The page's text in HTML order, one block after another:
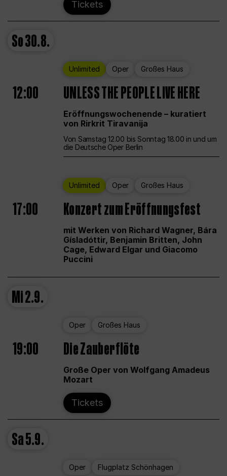
Tickets
So30.8.
Unlimited Oper Großes Haus
12:00 UNLESS THE PEOPLE LIVE HERE
Eröffnungswochenende – kuratiert
von Rirkrit Tiravanija
Von Samstag 12.00 bis Sonntag 18.00 in und um
die Deutsche Oper Berlin
Unlimited Oper Großes Haus
17:00 Konzert zum Eröffnungsfest
mit Werken von Richard Wagner, Bára
Gísladóttir, Benjamin Britten, John
Cage, Edward Elgar und Giacomo
Puccini
Mi2.9.
Oper Großes Haus
19:00 Die Zauberflöte
Große Oper von Wolfgang Amadeus
Mozart
Tickets
Sa5.9.
Oper Flugplatz Schönhagen